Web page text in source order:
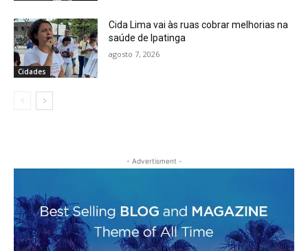
Cidades
Cida Lima vai às ruas cobrar melhorias na
saúde de Ipatinga
agosto 7, 2026
- Advertisment -